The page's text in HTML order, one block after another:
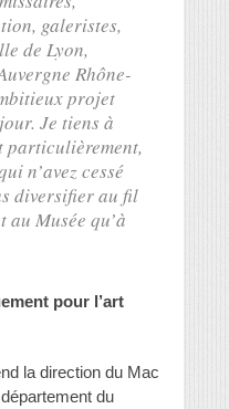
galeristes,
de Lyon,
Rhône-
projet
Je tiens à
particulièrement,
n’avez cessé
diversifier au fil
Musée qu’à
pour l’art
la direction du Mac
du